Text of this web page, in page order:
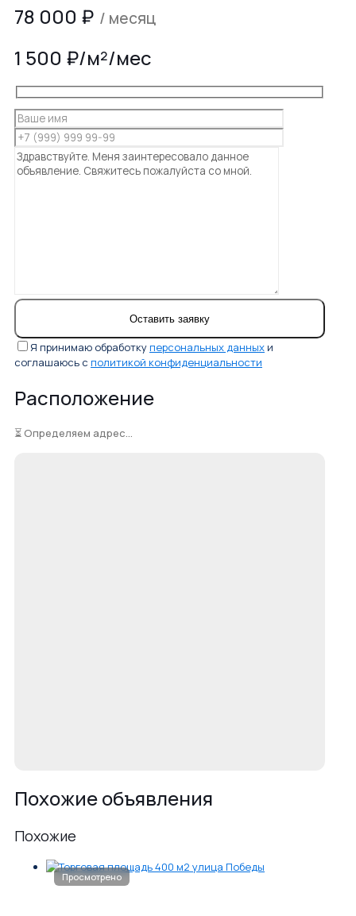
78 000 ₽ / месяц
1 500 ₽/м²/мес
Я принимаю обработкуперсональных данных и
соглашаюсь с политикой конфиденциальности
Расположение
⏳ Определяем адрес...
Похожие объявления
Похожие